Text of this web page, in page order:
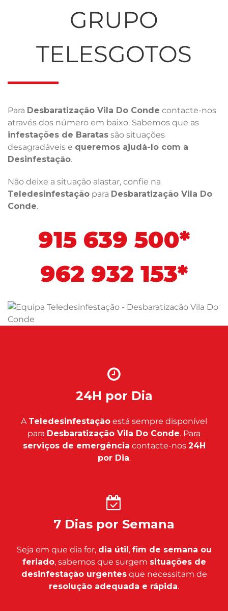
GRUPO
TELESGOTOS
Para Desbaratização Vila Do Conde contacte-nos
através dos número em baixo. Sabemos que as
infestações de Baratas são situações
desagradáveis e queremos ajudá-lo com a
Desinfestação.
Não deixe a situação alastar, confie na
Teledesinfestação para Desbaratização Vila Do
Conde.
915 639 500*
962 932 153*
24H por Dia
A Teledesinfestação está sempre disponível
para Desbaratização Vila Do Conde. Para
serviços de emergência contacte-nos 24H
por Dia.
7 Dias por Semana
Seja em que dia for, dia útil, fim de semana ou
feriado, sabemos que surgem situações de
desinfestação urgentesque necessitam de
resolução adequada e rápida.